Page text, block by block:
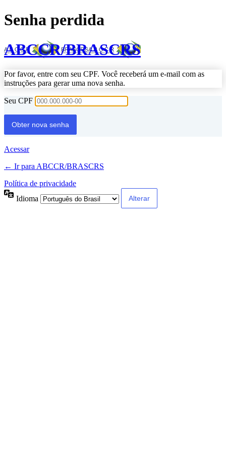
Senha perdida
ABCCR/BRASCRS
Por favor, entre com seu CPF. Você receberá um e-mail com as
instruções para gerar uma nova senha.
Seu CPF
Acessar
← Ir para ABCCR/BRASCRS
Política de privacidade
Idioma